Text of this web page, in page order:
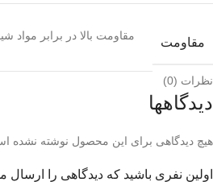
مقاومت
نظرات (0)
دیدگاهها
هیچ دیدگاهی برای این محصول نوشته نشده